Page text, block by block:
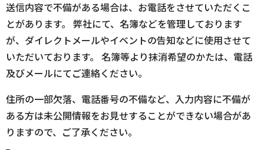
送信内容で不備がある場合は、お電話をさせていただくこ
とがあります。 弊社にて、名簿などを管理しております
が、ダイレクトメールやイベントの告知などに使用させて
いただいております。 名簿等より抹消希望のかたは、電話
及びメールにてご連絡ください。
住所の一部欠落、電話番号の不備など、入力内容に不備が
ある方は未公開情報をお見せすることができない場合があ
りますので、ご了承ください。